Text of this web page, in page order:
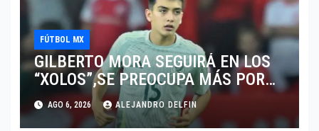
FÚTBOL MX
GILBERTO MORA SEGUIRÁ EN LOS
“XOLOS”,SE PREOCUPA MÁS POR
JUGAR EN SU EQUIPO.
AGO 6, 2026 ALEJANDRO DELFIN